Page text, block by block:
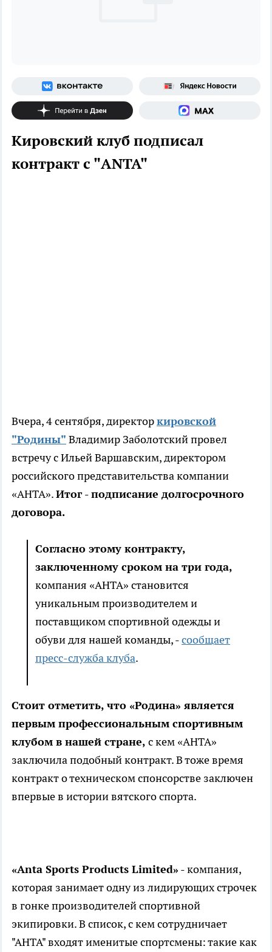
Кировский клуб подписал
контракт с "ANTA"
Вчера, 4 сентября, директоркировской
"Родины" Владимир Заболотский провел
встречу с Ильей Варшавским, директором
российского представительства компании
«АНТА».Итог - подписание долгосрочного
договора.
Согласно этому контракту,
заключенному сроком на три года,
компания «АНТА» становится
уникальным производителем и
поставщиком спортивной одежды и
обуви для нашей команды, -сообщает
пресс-служба клуба.
Стоит отметить, что «Родина» является
первым профессиональным спортивным
клубом в нашей стране, с кем «АНТА»
заключила подобный контракт. В тоже время
контракт о техническом спонсорстве заключен
впервые в истории вятского спорта.
«Anta Sports Products Limited» - компания,
которая занимает одну из лидирующих строчек
в гонке производителей спортивной
экипировки. В список, с кем сотрудничает
"АНТА" входят именитые спортсмены: такие как